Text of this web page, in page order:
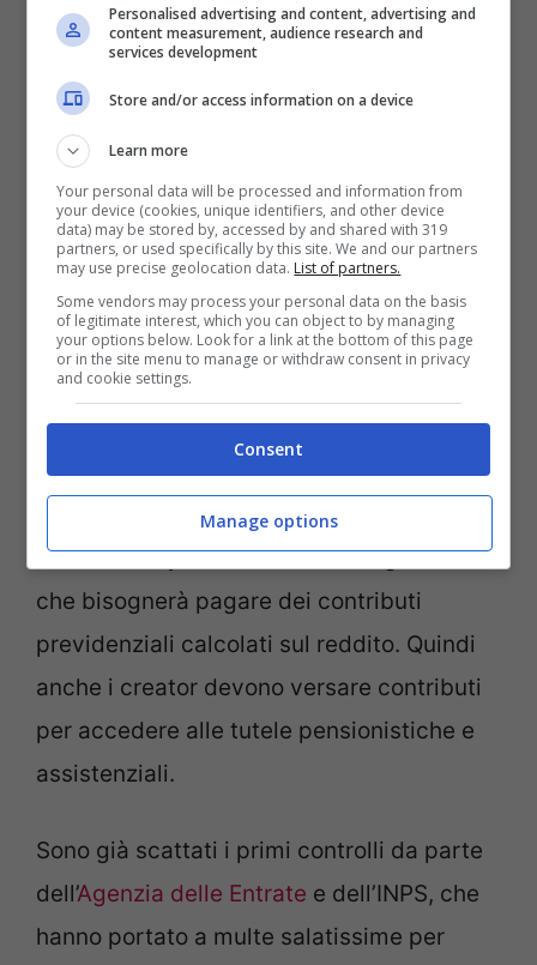
Il codice ATECO per i creator digitali – pourfemme.it
La tassazione dei compensi è varia. Per
esempio, i redditi derivanti da
sponsorizzazioni, pubblicità e affiliazioni
sono soggetti a ritenuta d’acconto del
20%, se si opera senza partita IVA.
Esiste uncodice ATECO specifico: è il
73.11.02, introdotto proprio nel 2025 per
identificare influencer e content creator.
Con guadagni che superano i 5.000 euro
annui, è poi obbligatoria l’iscrizione alla
Gestione Separata INPS. E ciò significa
che bisognerà pagare dei contributi
previdenziali calcolati sul reddito. Quindi
anche i creator devono versare contributi
per accedere alle tutele pensionistiche e
assistenziali.
Sono già scattati i primi controlli da parte
dell’Agenzia delle Entrate e dell’INPS, che
hanno portato a multe salatissime per
Personalised advertising and content, advertising and
content measurement, audience research and
services development
Store and/or access information on a device
Learn more
Your personal data will be processed and information from
your device (cookies, unique identifiers, and other device
data) may be stored by, accessed by and shared with 319
partners, or used specifically by this site. We and our partners
may use precise geolocation data. List of partners.
Some vendors may process your personal data on the basis
of legitimate interest, which you can object to by managing
your options below. Look for a link at the bottom of this page
or in the site menu to manage or withdraw consent in privacy
and cookie settings.
Consent
Manage options